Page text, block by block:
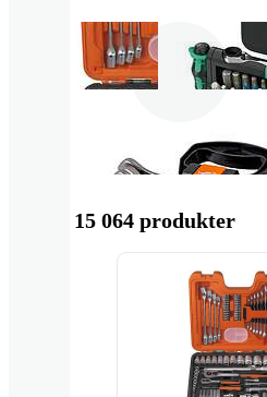
Verktygssats
U - ringnyckel
15 064 produkter